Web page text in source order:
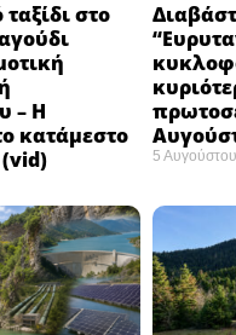
στο
– Η
κατάμεστο
5